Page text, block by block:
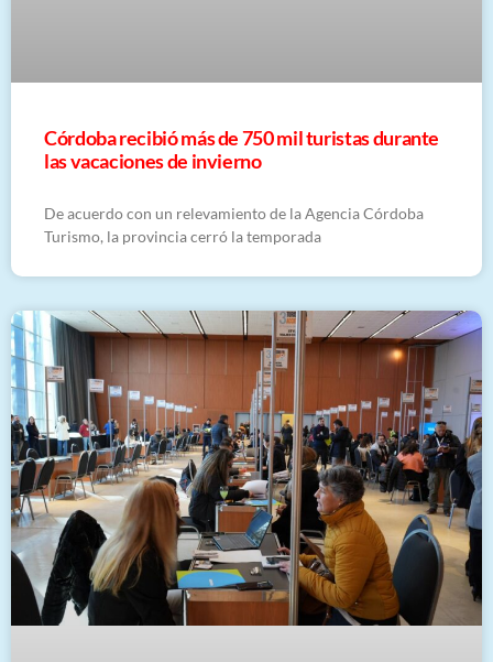
Córdoba recibió más de 750 mil turistas durante
las vacaciones de invierno
De acuerdo con un relevamiento de la Agencia Córdoba
Turismo, la provincia cerró la temporada